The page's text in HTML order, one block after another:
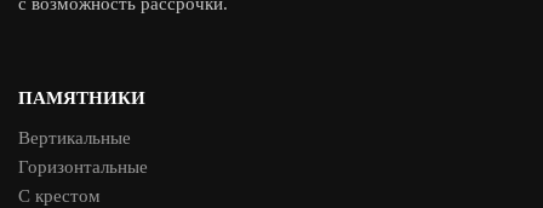
ПАМЯТНИКИ
Вертикальные
Горизонтальные
С крестом